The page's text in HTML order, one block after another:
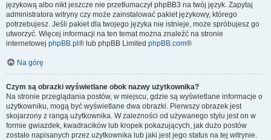
językową albo nikt jeszcze nie przetłumaczył phpBB3 na twój język. Zapytaj
administratora witryny czy może zainstalować pakiet językowy, którego
potrzebujesz. Jeśli pakiet dla twojego języka nie istnieje, może spróbujesz go
utworzyć. Więcej informacji na ten temat można znaleźć na stronie
internetowej phpBB.pl ® lub phpBB Limited phpBB.com®
Na górę
Czym są obrazki wyświetlane obok nazwy użytkownika?
Na stronie przeglądania postów, w miejscu, gdzie są wyświetlane informacje o
użytkowniku, mogą być wyświetlane dwa obrazki. Pierwszy obrazek jest
skojarzony z rangą użytkownika. W zależności od używanego stylu jest on w
formie gwiazdek, kwadracików lub kropek pokazujących, jak dużo postów
zostało napisanych przez użytkownika lub jaki jest jego status na tej witrynie.